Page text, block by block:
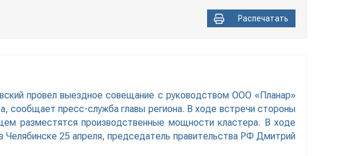
Распечатать
провел выездное совещание с руководством ООО «Планар»
сообщает пресс-служба главы региона. В ходе встречи стороны
разместятся производственные мощности кластера. В ходе
25 апреля, председатель правительства РФ Дмитрий